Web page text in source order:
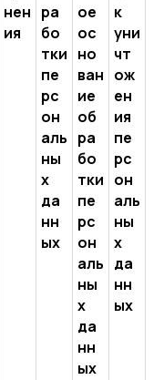
нен
ия
ра
бо
тки
пе
рс
он
аль
ны
х
да
нн
ых
ое
ос
но
ван
ие
об
ра
бо
тки
пе
рс
он
аль
ны
х
да
нн
ых
к
уни
чт
ож
ен
ия
пе
рс
он
аль
ны
х
да
нн
ых